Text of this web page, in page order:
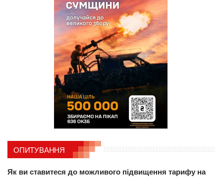
ОПИТУВАННЯ
Як ви ставитеся до можливого підвищення тарифу на